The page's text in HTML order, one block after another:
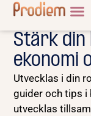
Stärk din
ekonomi
Utvecklas i din
guider och tips i
utvecklas